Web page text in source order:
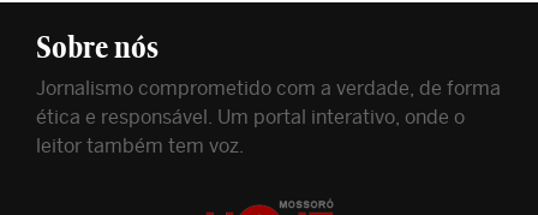
Sobre nós
Jornalismo comprometido com a verdade, de forma
ética e responsável. Um portal interativo, onde o
leitor também tem voz.